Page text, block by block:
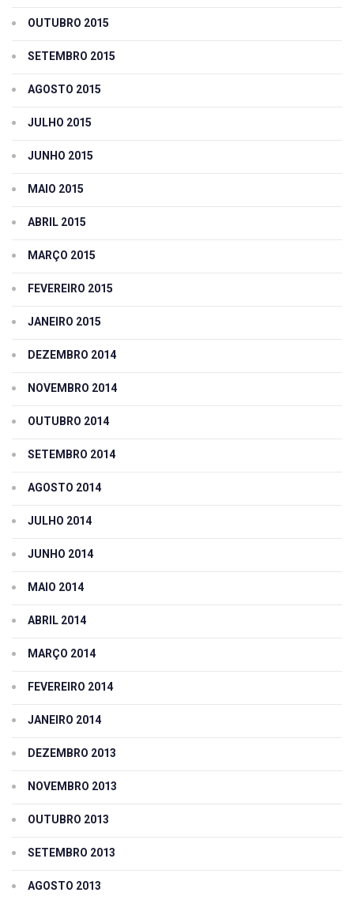
OUTUBRO 2015
SETEMBRO 2015
AGOSTO 2015
JULHO 2015
JUNHO 2015
MAIO 2015
ABRIL 2015
MARÇO 2015
FEVEREIRO 2015
JANEIRO 2015
DEZEMBRO 2014
NOVEMBRO 2014
OUTUBRO 2014
SETEMBRO 2014
AGOSTO 2014
JULHO 2014
JUNHO 2014
MAIO 2014
ABRIL 2014
MARÇO 2014
FEVEREIRO 2014
JANEIRO 2014
DEZEMBRO 2013
NOVEMBRO 2013
OUTUBRO 2013
SETEMBRO 2013
AGOSTO 2013